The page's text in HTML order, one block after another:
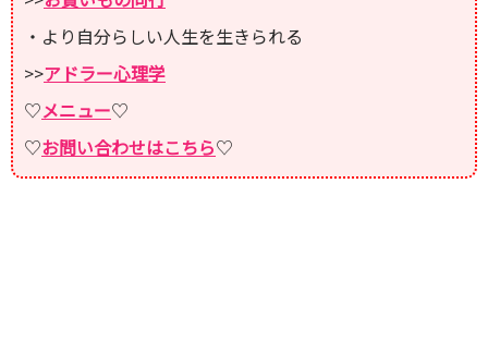
・より自分らしい人生を生きられる
>>アドラー心理学
♡メニュー♡
♡お問い合わせはこちら♡